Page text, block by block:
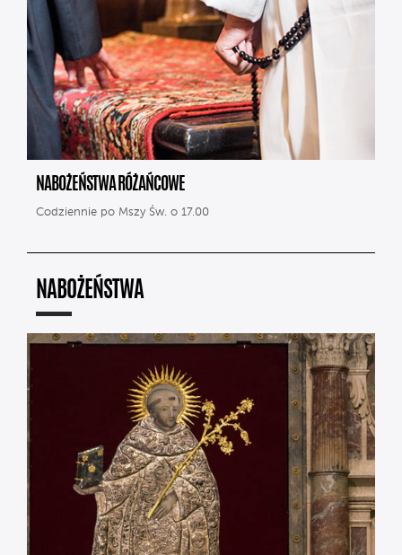
NABOŻEŃSTWA RÓŻAŃCOWE
Codziennie po Mszy Św. o 17.00
NABOŻEŃSTWA